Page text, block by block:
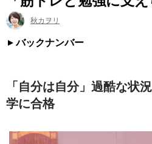
秋カヲリ
バックナンバー
「自分は自分」過酷な状
学に合格